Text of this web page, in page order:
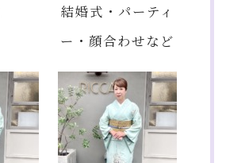
結婚式・パーティ
ー・顔合わせなど